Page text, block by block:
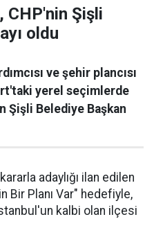
CHP'nin Şişli
oldu
ve şehir plancısı
yerel seçimlerde
Şişli Belediye Başkan
adaylığı ilan edilen
Bir Planı Var" hedefiyle,
kalbi olan ilçesi